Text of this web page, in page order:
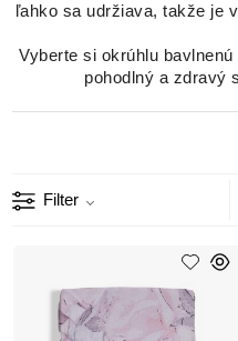
ľahko sa udržiava, takže je
Vyberte si okrúhlu bavlnenú
pohodlný a zdravý
Filter